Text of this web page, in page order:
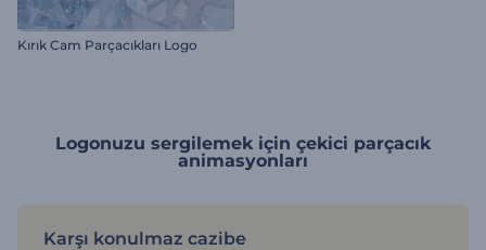
Kırık Cam Parçacıkları Logo
Logonuzu sergilemek için çekici parçacık
animasyonları
Karşı konulmaz cazibe